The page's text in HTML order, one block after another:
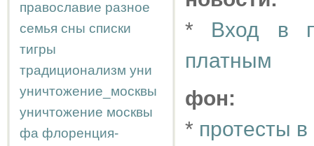
православие разное
семья сны списки
тигры
традиционализм уни
уничтожение_москвы
уничтожение москвы
фа флоренция-
* Вход в
платным
фон:
* протесты